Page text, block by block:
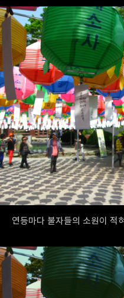
연등마다 불자들의 소원이 적